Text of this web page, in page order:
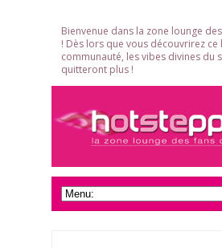
Bienvenue dans la zone lounge
! Dès lors que vous découvrirez ce
communauté, les vibes divines du
quitteront plus !